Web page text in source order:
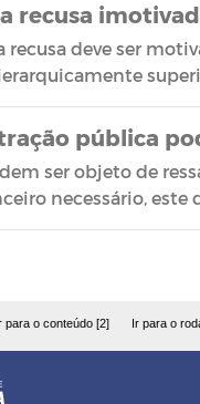
recusa
recusa deve ser
pública
ser objeto de
necessário, este
para o conteúdo [2] Ir para o